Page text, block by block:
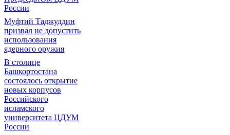
России
Муфтий Таджуддин
призвал не допустить
использования
ядерного оружия
В столице
Башкортостана
состоялось открытие
новых корпусов
Российского
исламского
университета ЦДУМ
России